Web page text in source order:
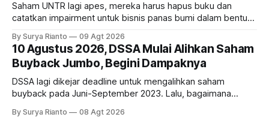
Saham UNTR lagi apes, mereka harus hapus buku dan
catatkan impairment untuk bisnis panas bumi dalam bentuk
bisnis UNTR?
By Surya Rianto 09 Agt 2026
10 Agustus 2026, DSSA Mulai Alihkan Saham
Buyback Jumbo, Begini Dampaknya
DSSA lagi dikejar deadline untuk mengalihkan saham
buyback pada Juni-September 2023. Lalu, bagaimana
By Surya Rianto 08 Agt 2026